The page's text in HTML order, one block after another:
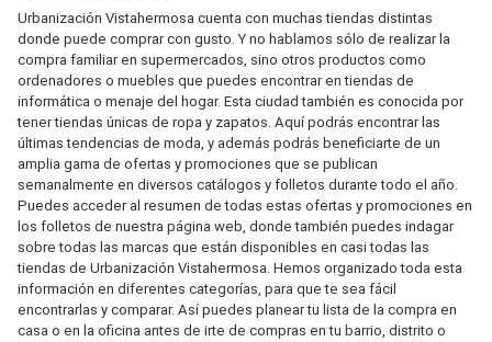
Urbanización Vistahermosa cuenta con muchas tiendas distintas
donde puede comprar con gusto. Y no hablamos sólo de realizar la
compra familiar en supermercados, sino otros productos como
ordenadores o muebles que puedes encontrar en tiendas de
informática o menaje del hogar. Esta ciudad también es conocida por
tener tiendas únicas de ropa y zapatos. Aquí podrás encontrar las
últimas tendencias de moda, y además podrás beneficiarte de un
amplia gama de ofertas y promociones que se publican
semanalmente en diversos catálogos y folletos durante todo el año.
Puedes acceder al resumen de todas estas ofertas y promociones en
los folletos de nuestra página web, donde también puedes indagar
sobre todas las marcas que están disponibles en casi todas las
tiendas de Urbanización Vistahermosa. Hemos organizado toda esta
información en diferentes categorías, para que te sea fácil
encontrarlas y comparar. Así puedes planear tu lista de la compra en
casa o en la oficina antes de irte de compras en tu barrio, distrito o